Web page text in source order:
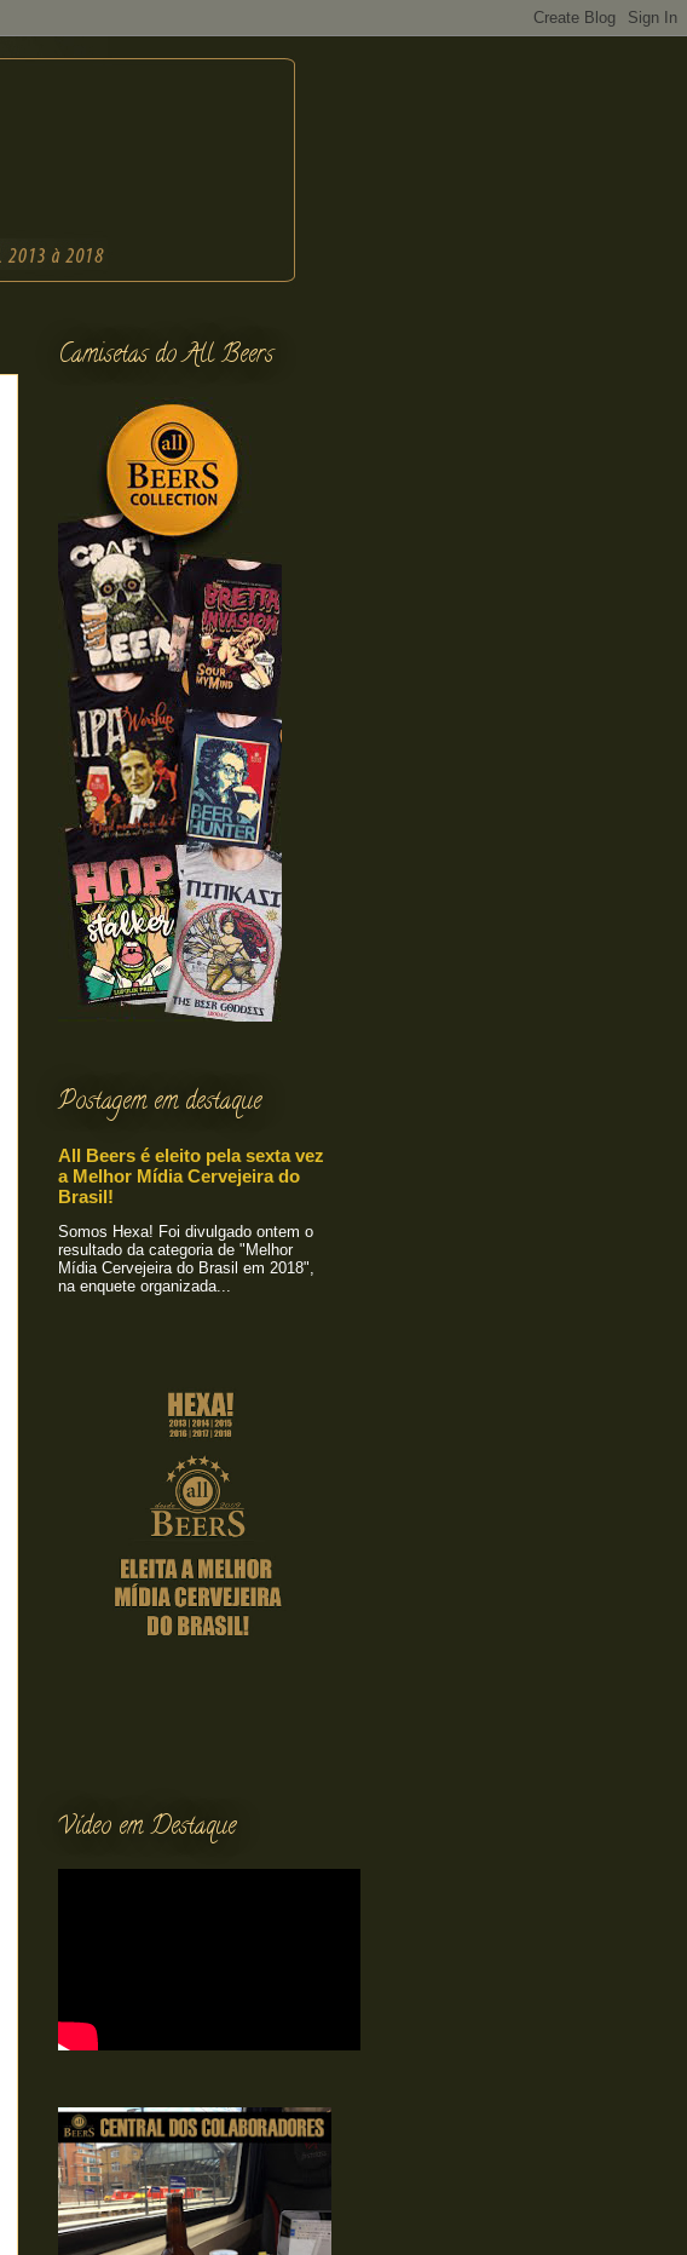
Camisetas do All Beers
Postagem em destaque
All Beers é eleito pela sexta vez
a Melhor Mídia Cervejeira do
Brasil!
Somos Hexa! Foi divulgado ontem o
resultado da categoria de "Melhor
Mídia Cervejeira do Brasil em 2018",
na enquete organizada...
Vídeo em Destaque